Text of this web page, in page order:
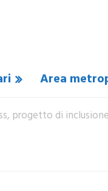
Area
progetto di